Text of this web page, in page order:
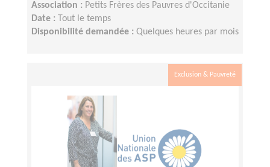
Association : Petits Frères des Pauvres d'Occitanie
Date :
Tout le temps
Disponibilité demandée : Quelques heures par mois
Exclusion & Pauvreté